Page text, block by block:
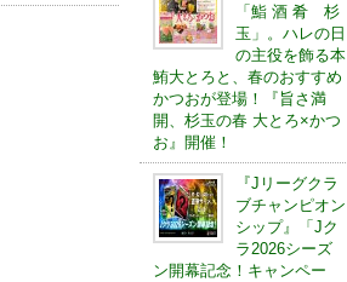
「鮨 酒 肴 杉
玉」。ハレの日
の主役を飾る本
鮪大とろと、春のおすすめ
かつおが登場！『旨さ満
開、杉玉の春 大とろ×かつ
お』開催！
『Jリーグクラ
ブチャンピオン
シップ』「Jク
ラ2026シーズ
ン開幕記念！キャンペー